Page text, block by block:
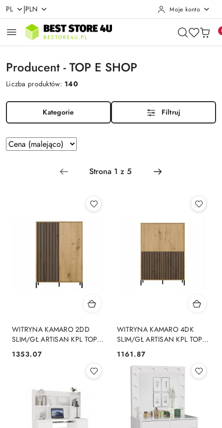
Przejdź do treści głównej
Przejdź do wyszukiwarki
Przejdź do moje konto
Przejdź do menu głównego
Przejdź do stopki
PL |PLN Moje konto
Producent - TOP E SHOP
Liczba produktów: 140
Kategorie Filtruj
Zastosowano
sortowanie:
Sortuj
według
WITRYNA KAMARO 2DD
SLIM/GŁ ARTISAN KPL TOP E
SHOP
Cena:
1353.07
WITRYNA KAMARO 4DK
SLIM/GŁ ARTISAN KPL TOP E
SHOP
Cena:
1161.87